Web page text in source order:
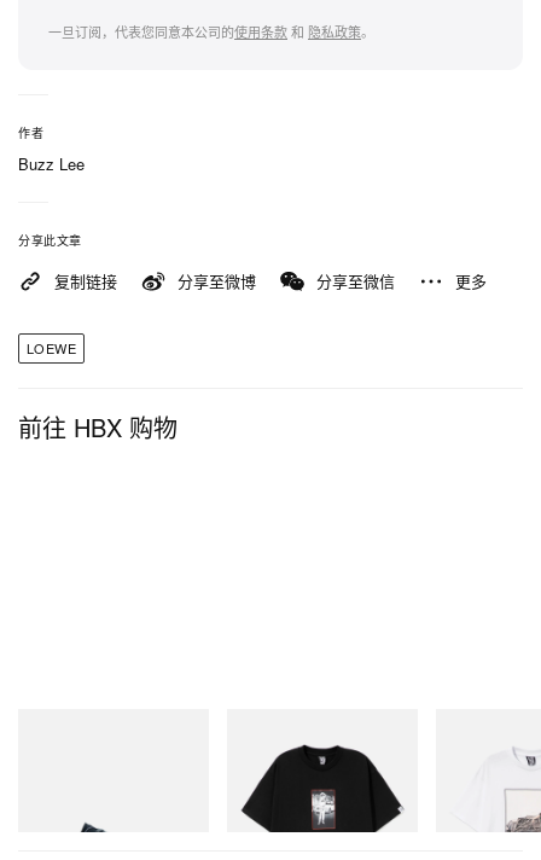
一旦订阅，代表您同意本公司的使用条款和 隐私政策。
作者
Buzz Lee
分享此文章
复制链接 分享至微博 分享至微信 更多
LOEWE
前往 HBX 购物
BILLIONAIRE BOYS CLUB X
INITIAL D COTTON T-SHIRT
立刻购入
Billionaire
D Cotton T-